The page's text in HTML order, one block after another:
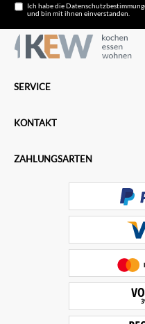
Ich habe die
und bin mit ihnen einverstanden.
SERVICE
KONTAKT
ZAHLUNGSARTEN